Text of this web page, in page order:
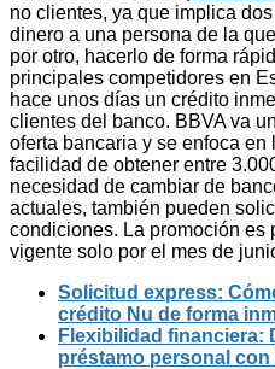
no clientes, ya que implica
dinero a una persona de la
por otro, hacerlo de forma
principales competidores en
hace unos días un crédito
clientes del banco. BBVA va
oferta bancaria y se enfoca
facilidad de obtener entre
necesidad de cambiar de
actuales, también pueden
condiciones. La promoción es
vigente solo por el mes de
Solicitud express:
crédito Nu de forma
Flexibilidad financiera:
préstamo personal